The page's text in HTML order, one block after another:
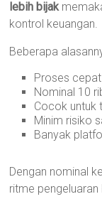
lebih bijak
kontrol keuangan.
Beberapa
Proses
Nominal 10
Cocok untuk
Minim risiko
Banyak
Dengan nominal
ritme pengeluaran